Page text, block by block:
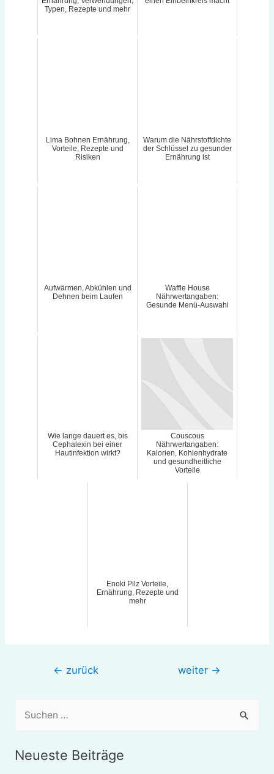
Typen, Rezepte und mehr
Lima Bohnen Ernährung,
Vorteile, Rezepte und
Risiken
Warum die Nährstoffdichte
der Schlüssel zu gesunder
Ernährung ist
Aufwärmen, Abkühlen und
Dehnen beim Laufen
Waffle House
Nährwertangaben:
Gesunde Menü-Auswahl
Wie lange dauert es, bis
Cephalexin bei einer
Hautinfektion wirkt?
Couscous
Nährwertangaben:
Kalorien, Kohlenhydrate
und gesundheitliche
Vorteile
Enoki Pilz Vorteile,
Ernährung, Rezepte und
mehr
Beitragsnavigation
← zurück weiter →
Neueste Beiträge